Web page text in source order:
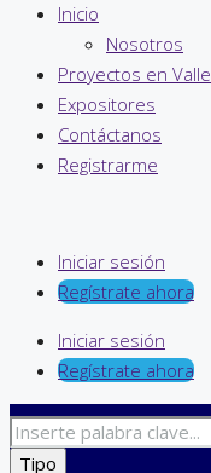
Inicio
Nosotros
Proyectos en Valle
Expositores
Contáctanos
Registrarme
Iniciar sesión
Regístrate ahora
Iniciar sesión
Regístrate ahora
Tipo